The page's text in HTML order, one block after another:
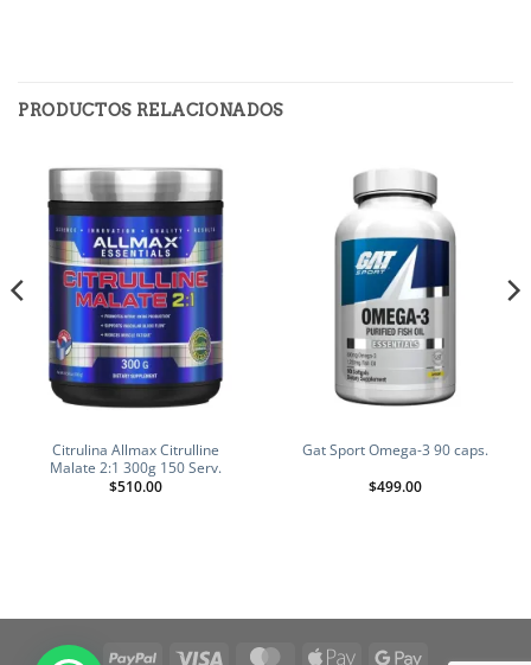
PRODUCTOS RELACIONADOS
Citrulina Allmax Citrulline
Malate 2:1 300g 150 Serv.
$510.00
Gat Sport Omega-3 90 caps.
$499.00
PayPal MasterCardApple Google